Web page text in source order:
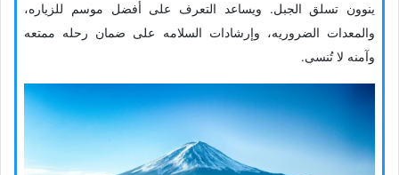
ینوون تسلق الجبل. ویساعد التعرف على أفضل موسم للزیاره،
والمعدات الضروریه، وإرشادات السلامه على ضمان رحله ممتعه
وآمنه لا تُنسى.